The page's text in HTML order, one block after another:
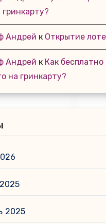
Андрей к Открытие
Андрей к Как
на гринкарту?
2025